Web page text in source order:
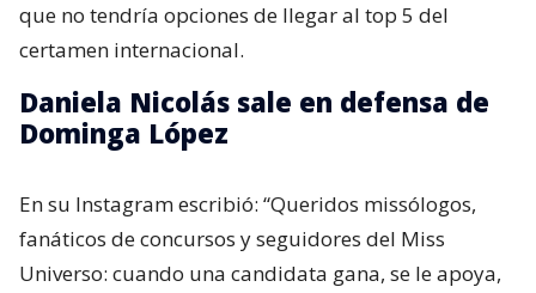
que no tendría opciones de llegar al top 5 del
certamen internacional.
Daniela Nicolás sale en defensa de
Dominga López
En su Instagram escribió: “Queridos missólogos,
fanáticos de concursos y seguidores del Miss
Universo: cuando una candidata gana, se le apoya,